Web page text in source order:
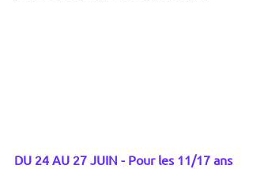
DU 24 AU 27 JUIN - Pour les 11/17 ans